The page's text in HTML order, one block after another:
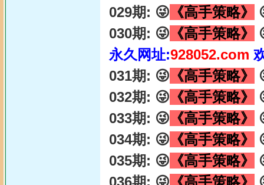
029期: 😜 《高手策略》
030期: 😜 《高手策略》
永久网址:928052.com
031期: 😜 《高手策略》
032期: 😜 《高手策略》
033期: 😜 《高手策略》
034期: 😜 《高手策略》
035期: 😜 《高手策略》